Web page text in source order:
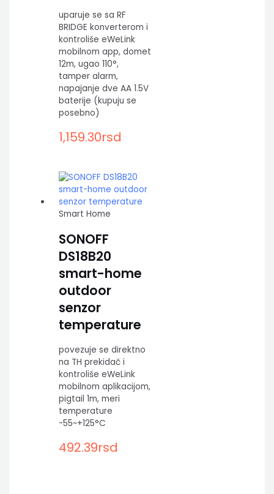
uparuje se sa RF
BRIDGE konverterom i
kontroliše eWeLink
mobilnom app, domet
12m, ugao 110°,
tamper alarm,
napajanje dve AA 1.5V
baterije (kupuju se
posebno)
1,159.30rsd
Smart Home
SONOFF
DS18B20
smart-home
outdoor
senzor
temperature
povezuje se direktno
na TH prekidač i
kontroliše eWeLink
mobilnom aplikacijom,
pigtail 1m, meri
temperature
-55~+125°C
492.39rsd